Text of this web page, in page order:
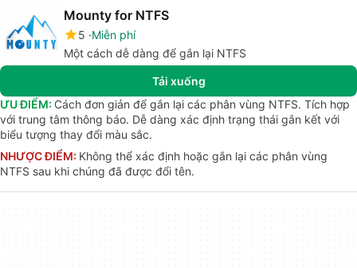
Mounty for NTFS
5 Miễn phí
Một cách dễ dàng để gắn lại NTFS
Tải xuống
ƯU ĐIỂM: Cách đơn giản để gắn lại các phân vùng NTFS. Tích hợp
với trung tâm thông báo. Dễ dàng xác định trạng thái gắn kết với
biểu tượng thay đổi màu sắc.
NHƯỢC ĐIỂM: Không thể xác định hoặc gắn lại các phân vùng
NTFS sau khi chúng đã được đổi tên.